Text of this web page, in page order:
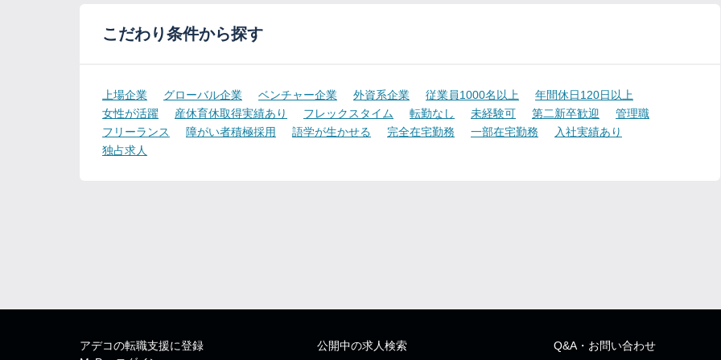
こだわり条件から探す
上場企業 グローバル企業 ベンチャー企業 外資系企業 従業員1000名以上
年間休日120日以上
女性が活躍
産休育休取得実績あり フレックスタイム 転勤なし 未経験可 第二新卒歓迎
管理職
フリーランス
障がい者積極採用 語学が生かせる 完全在宅勤務 一部在宅勤務
入社実績あり
独占求人
アデコの転職支援に登録
公開中の求人検索 Q&A・お問い合わせ